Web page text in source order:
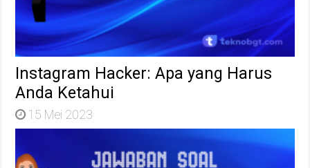
Instagram Hacker: Apa yang Harus
Anda Ketahui
15 Mei 2023